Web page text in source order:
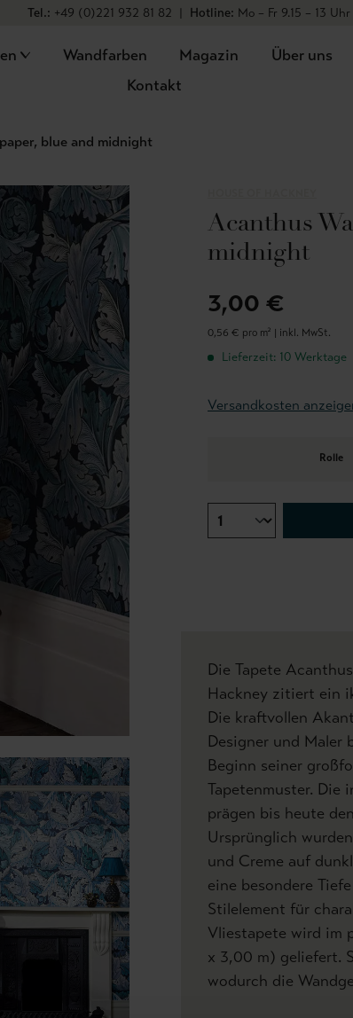
Tel.: +49 (0)221 932 81 82 | Hotline: Mo – Fr 9.15 – 13
Wandfarben Magazin
Über uns
Kontakt
blue and midnight
Acanthus
midnight
3,00 €
0,56 € pro m² | inkl. MwSt.
Lieferzeit: 10 Werktage
Versandkosten
Rolle
Die Tapete
Hackney zitiert ein
Die kraftvollen
Designer und Maler
Beginn seiner
Tapetenmuster. Die
prägen bis heute
Ursprünglich
und Creme auf
eine besondere
Stilelement für
Vliestapete wird im
x 3,00 m) geliefert.
wodurch die